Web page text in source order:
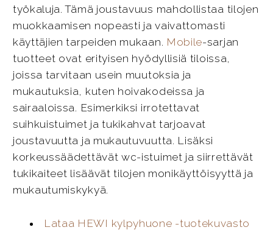
työkaluja. Tämä joustavuus mahdollistaa tilojen
muokkaamisen nopeasti ja vaivattomasti
käyttäjien tarpeiden mukaan. Mobile-sarjan
tuotteet ovat erityisen hyödyllisiä tiloissa,
joissa tarvitaan usein muutoksia ja
mukautuksia, kuten hoivakodeissa ja
sairaaloissa. Esimerkiksi irrotettavat
suihkuistuimet ja tukikahvat tarjoavat
joustavuutta ja mukautuvuutta. Lisäksi
korkeussäädettävät wc-istuimet ja siirrettävät
tukikaiteet lisäävät tilojen monikäyttöisyyttä ja
mukautumiskykyä.
Lataa HEWI kylpyhuone -tuotekuvasto